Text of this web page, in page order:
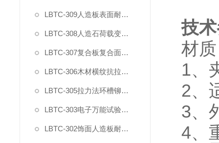
LBTC-309人造板表面耐冷热循环性能测定
LBTC-308人造石荷载变形试验夹具
LBTC-307复合板复合面剪切强度试验夹具
LBTC-306木材横纹抗拉强度试验夹具
LBTC-305拉力法环槽铆钉连接副拉脱试验夹具
LBTC-303电子万能试验机薄膜气动夹具
LBTC-302饰面人造板耐开裂钻孔夹具
技
材
1、
2、
3、
4、